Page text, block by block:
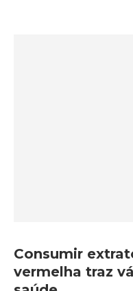
Consumir
vermelha traz